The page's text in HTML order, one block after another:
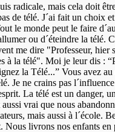
radicale, mais cela doit
de télé. J´ai fait un choix
le monde peut le faire
ou d´éteindre la télé.
me dire "Professeur, hier
à la télé". Moi je leur dis :
la Télé...” Vous avez
Je ne crains pas
La télé est un danger,
vrai que nous
mais aussi à l´école.
Nous livrons nos enfants en